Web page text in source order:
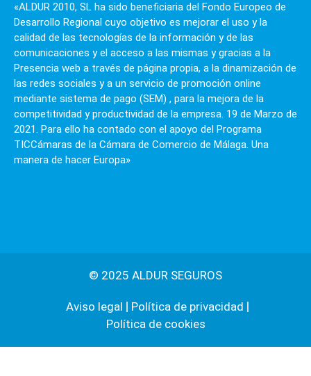
«ALDUR 2010, SL ha sido beneficiaria del Fondo Europeo de
Desarrollo Regional cuyo objetivo es mejorar el uso y la
calidad de las tecnologías de la información y de las
comunicaciones y el acceso a las mismas y gracias a la
Presencia web a través de página propia, a la dinamización de
las redes sociales y a un servicio de promoción online
mediante sistema de pago (SEM) , para la mejora de la
competitividad y productividad de la empresa. 19 de Marzo de
2021. Para ello ha contado con el apoyo del Programa
TICCámaras de la Cámara de Comercio de Málaga. Una
manera de hacer Europa»
© 2025 ALDUR SEGUROS
Aviso legal
Política de privacidad
Política de cookies